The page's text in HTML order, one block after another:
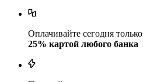
Оплачивайте сегодня только
25% картой любого банка